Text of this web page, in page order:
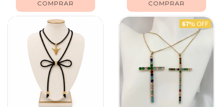
67% OFF